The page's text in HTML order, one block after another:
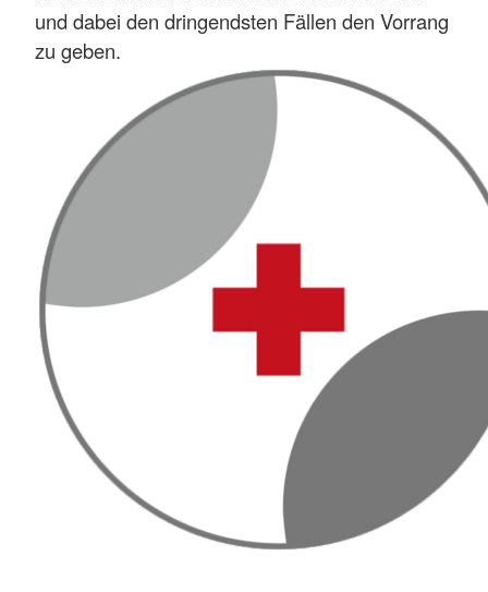
und dabei den dringendsten Fällen den Vorrang
zu geben.